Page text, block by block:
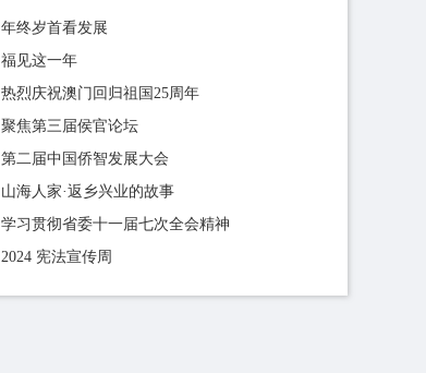
年终岁首看发展
福见这一年
热烈庆祝澳门回归祖国25周年
聚焦第三届侯官论坛
第二届中国侨智发展大会
山海人家·返乡兴业的故事
学习贯彻省委十一届七次全会精神
2024 宪法宣传周